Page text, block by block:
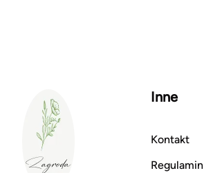
Inne
Kontakt
Regulamin